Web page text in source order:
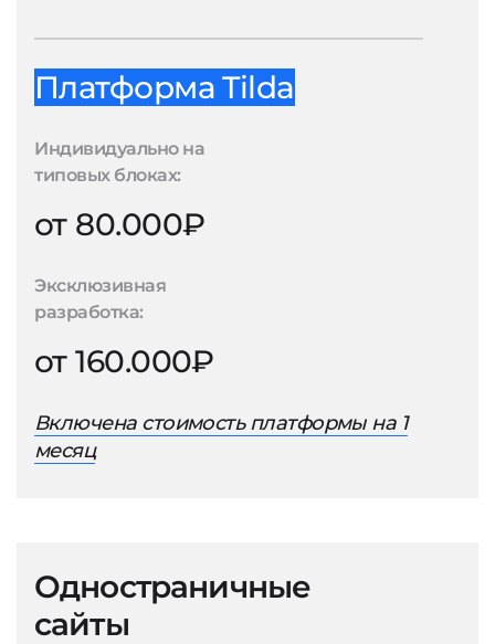
Платформа Tilda
Индивидуально на
типовых блоках:
от 80.000₽
Эксклюзивная
разработка:
от 160.000₽
Включена стоимость платформы на 1
месяц
Одностраничные
сайты